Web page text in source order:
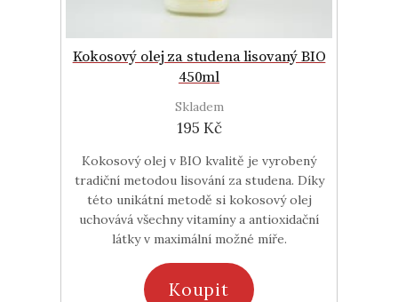
Kokosový olej za studena lisovaný BIO
450ml
Skladem
195 Kč
Kokosový olej v BIO kvalitě je vyrobený
tradiční metodou lisování za studena. Díky
této unikátní metodě si kokosový olej
uchovává všechny vitamíny a antioxidační
látky v maximální možné míře.
Koupit